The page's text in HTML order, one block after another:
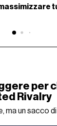
per
Rivalry
ma un sacco